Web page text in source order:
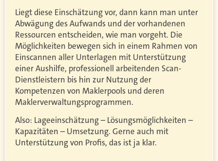
Liegt diese Einschätzung vor, dann kann man unter
Abwägung des Aufwands und der vorhandenen
Ressourcen entscheiden, wie man vorgeht. Die
Möglichkeiten bewegen sich in einem Rahmen von
Einscannen aller Unterlagen mit Unterstützung
einer Aushilfe, professionell arbeitenden Scan-
Dienstleistern bis hin zur Nutzung der
Kompetenzen von Maklerpools und deren
Maklerverwaltungsprogrammen.
Also: Lageeinschätzung – Lösungsmöglichkeiten –
Kapazitäten – Umsetzung. Gerne auch mit
Unterstützung von Profis, das ist ja klar.